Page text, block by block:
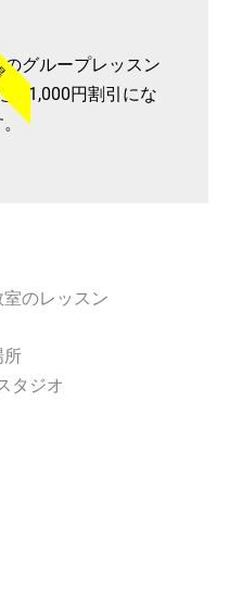
グループレッスン
り1,000円割引にな
。
のレッスン
所
タジオ